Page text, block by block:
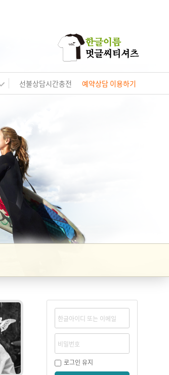
선불상담시간충전 예약상담 이용하기
로그인 유지